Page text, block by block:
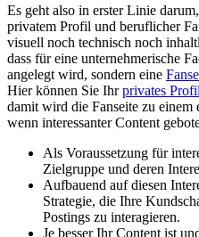
Es geht also in erster Linie
privatem Profil und beruflicher
visuell noch technisch noch
dass für eine unternehmerische
angelegt wird, sondern eine
Hier können Sie Ihrprivates
damit wird die Fanseite zu
wenn interessanter Content
Als Voraussetzung für
Zielgruppe und deren
Aufbauend auf diesen
Strategie, die Ihre
Postings zu interagieren.
Je besser Ihr Content ist